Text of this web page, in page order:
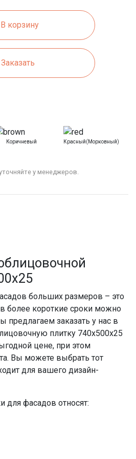
В корзину
Заказать
Коричневый Красный(морковный)
у менеджеров.
больших размеров – это
более короткие сроки можно
заказать у нас в
плитку 740х500х25
цене, при этом
Вы можете выбрать тот
для вашего дизайн-
для фасадов относят: